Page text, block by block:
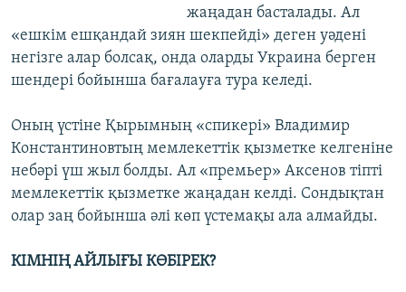
жаңадан басталады. Ал
«ешкім ешқандай зиян шекпейді» деген уәдені
негізге алар болсақ, онда оларды Украина берген
шендері бойынша бағалауға тура келеді.
Оның үстіне Қырымның «спикері» Владимир
Константиновтың мемлекеттік қызметке келгеніне
небәрі үш жыл болды. Ал «премьер» Аксенов тіпті
мемлекеттік қызметке жаңадан келді. Сондықтан
олар заң бойынша әлі көп үстемақы ала алмайды.
КІМНІҢ АЙЛЫҒЫ КӨБІРЕК?